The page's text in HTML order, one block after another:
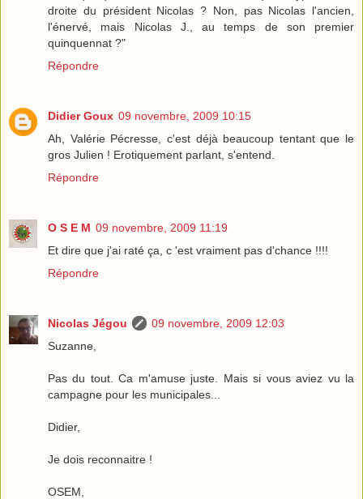
droite du président Nicolas ? Non, pas Nicolas l'ancien,
l'énervé, mais Nicolas J., au temps de son premier
quinquennat ?"
Répondre
Didier Goux 09 novembre, 2009 10:15
Ah, Valérie Pécresse, c'est déjà beaucoup tentant que le
gros Julien ! Erotiquement parlant, s'entend.
Répondre
O S E M 09 novembre, 2009 11:19
Et dire que j'ai raté ça, c 'est vraiment pas d'chance !!!!
Répondre
Nicolas Jégou
09 novembre, 2009 12:03
Suzanne,
Pas du tout. Ca m'amuse juste. Mais si vous aviez vu la
campagne pour les municipales...
Didier,
Je dois reconnaitre !
OSEM,